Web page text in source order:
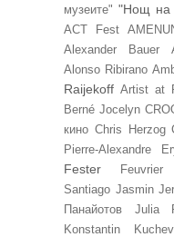
музеите" "Нощ на
ACT Fest
Alexander Bauer
Alonso Ribirano
Raijekoff Artist at
Berné Jocelyn
кино Chris Herzog
Pierre-Alexandre
Fester
Santiago Jasmin
Панайотов
Julia
Konstantin Kuchev